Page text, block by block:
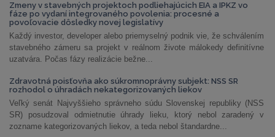
Zmeny v stavebných projektoch podliehajúcich EIA a IPKZ vo
fáze po vydaní integrovaného povolenia: procesné a
povoľovacie dôsledky novej legislatívy
Každý investor, developer alebo priemyselný podnik vie, že schválením
stavebného zámeru sa projekt v reálnom živote málokedy definitívne
uzatvára. Počas fázy realizácie bežne...
Zdravotná poisťovňa ako súkromnoprávny subjekt: NSS SR
rozhodol o úhradách nekategorizovaných liekov
Veľký senát Najvyššieho správneho súdu Slovenskej republiky (NSS
SR) posudzoval odmietnutie úhrady lieku, ktorý nebol zaradený v
zozname kategorizovaných liekov, a teda nebol štandardne...